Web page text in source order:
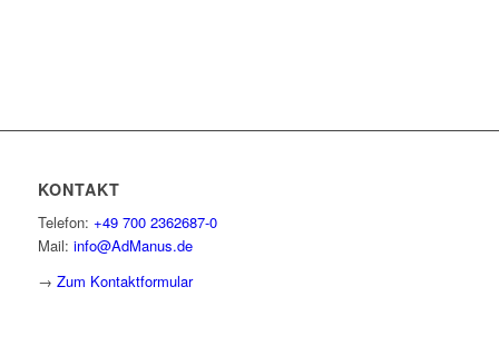
KONTAKT
Telefon: +49 700 2362687-0
Mail: info@AdManus.de
→ Zum Kontaktformular